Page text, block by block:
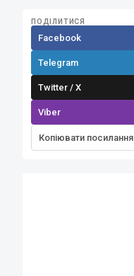
ПОДІЛИТИСЯ
Facebook
Telegram
Twitter / X
Viber
Копіювати посилання